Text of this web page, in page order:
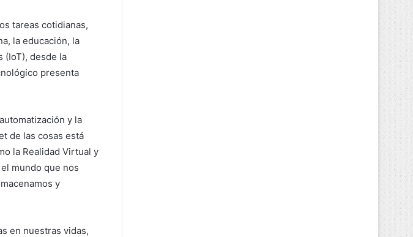
tareas cotidianas,
la educación, la
(IoT), desde la
presenta
y la
de las cosas está
la Realidad Virtual y
mundo que nos
y
en nuestras vidas,